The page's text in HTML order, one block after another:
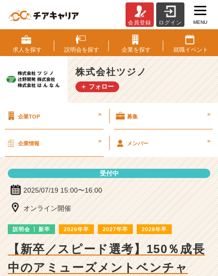
式
会
社
ツ
ジ
ノ
会
|
ベ
ン
チ
長
業
ら
会員登録 ログイン MENU
求人を探す 説明会を探す 企業を探す 就職イベント
株式会社ツジノ
＋ フォロー
企業TOP > 募集 >
企業情報 > メンバー >
受付中
2025/07/19 15:00〜16:00
オンライン開催
説明会 新卒 2026年卒 2027年卒 2028年卒
【新卒／スピード選考】150％成長
中のアミューズメントベンチャ